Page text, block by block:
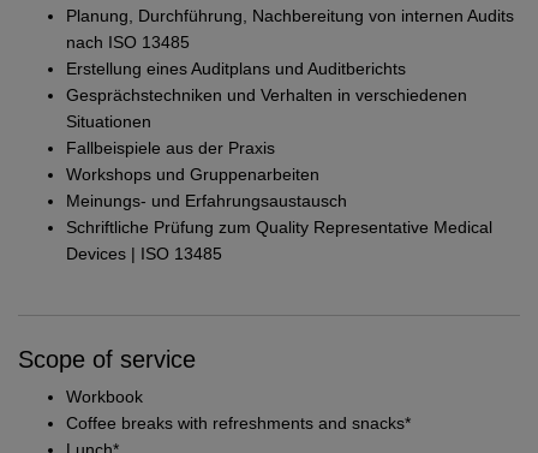
Planung, Durchführung, Nachbereitung von internen Audits
nach ISO 13485
Erstellung eines Auditplans und Auditberichts
Gesprächstechniken und Verhalten in verschiedenen
Situationen
Fallbeispiele aus der Praxis
Workshops und Gruppenarbeiten
Meinungs- und Erfahrungsaustausch
Schriftliche Prüfung zum Quality Representative Medical
Devices | ISO 13485
Scope of service
Workbook
Coffee breaks with refreshments and snacks*